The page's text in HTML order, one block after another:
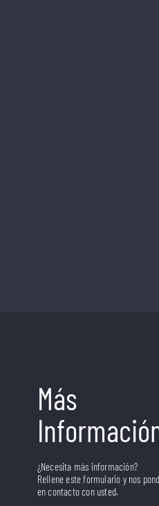
Más
¿Necesita más información?
Rellene este formulario y nos
en contacto con usted.